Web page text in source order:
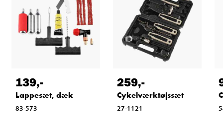
139,-
Lappesæt, dæk
83-573
259,-
Cykelværktøjssæt
27-1121